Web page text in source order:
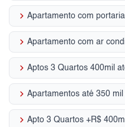
keyboard_arrow_right
keyboard_arrow_right
keyboard_arrow_right
keyboard_arrow_right
keyboard_arrow_right Apto 3 Quartos +R$